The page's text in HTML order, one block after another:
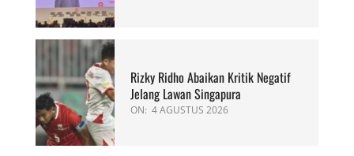
Rizky Ridho Abaikan Kritik Negatif
Jelang Lawan Singapura
ON: 4 AGUSTUS 2026